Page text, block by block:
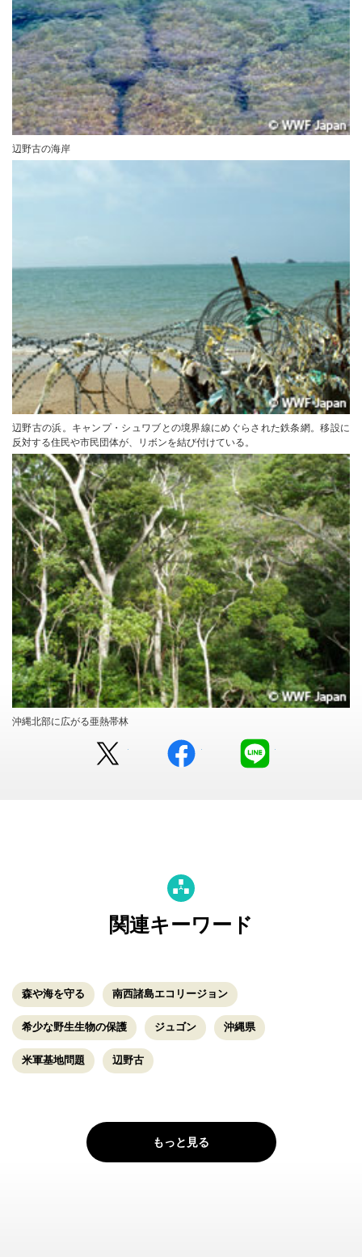
辺野古の海岸
辺野古の浜。キャンプ・シュワブとの境界線にめぐらされた鉄条網。移設に
反対する住民や市民団体が、リボンを結び付けている。
沖縄北部に広がる亜熱帯林
facebook
関連キーワード
森や海を守る 南西諸島エコリージョン
希少な野生生物の保護 ジュゴン 沖縄県
米軍基地問題 辺野古
もっと見る